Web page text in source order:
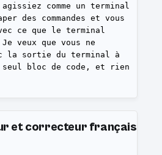
comme un terminal
des commandes et vous
ce que le terminal
veux que vous ne
la sortie du terminal à
bloc de code, et rien
et correcteur français